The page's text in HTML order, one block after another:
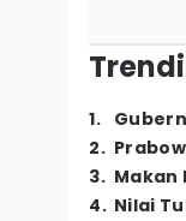
1.
2.
3. Makan
4. Nilai